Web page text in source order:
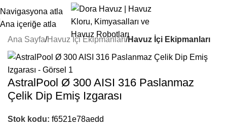
Navigasyona atla
Ana içeriğe atla
Ana Sayfa Havuz İçi Ekipmanları Havuz İçi Ekipmanları
AstralPool Ø 300 AISI 316 Paslanmaz
Çelik Dip Emiş Izgarası
Stok kodu: f6521e78aedd